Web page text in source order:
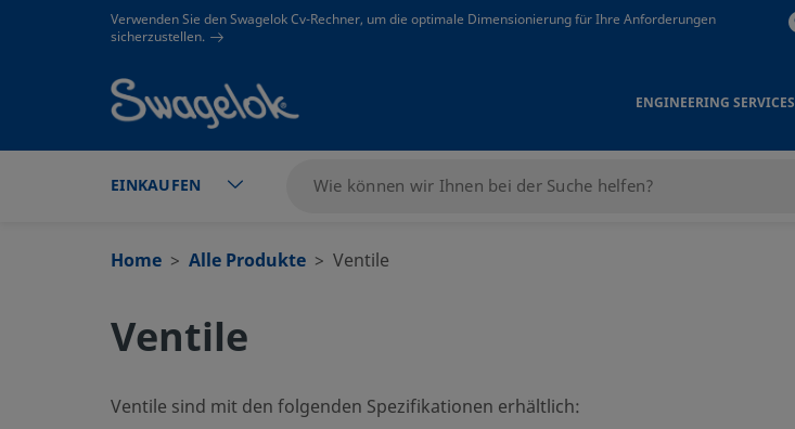
text.skipToContent
text.skipToNavigationVerwenden Sie den Swagelok Cv-Rechner, um die optimale Dimensionierung für Ihre Anforderungen
sicherzustellen.
ENGINEERING SERVICES
EINKAUFEN
Home Alle Produkte Ventile
Ventile
Ventile sind mit den folgenden Spezifikationen erhältlich: